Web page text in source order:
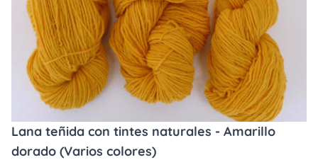
Lana teñida con tintes naturales - Amarillo
dorado (Varios colores)